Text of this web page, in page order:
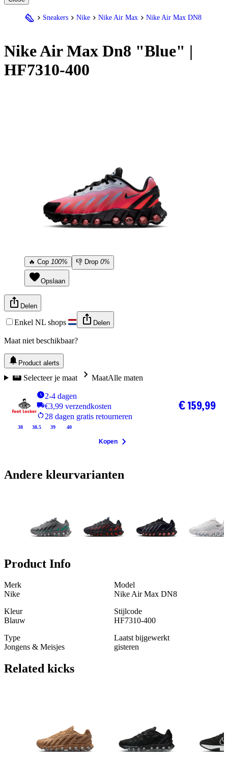
Sneakers Nike Nike Air Max Nike Air Max DN8
NikeAir Max Dn8 "Blue" |
HF7310-400
🔥 Cop 100% 👎 Drop 0%
Opslaan
Delen
Enkel NL shops Delen
Maat niet beschikbaar?
Product alerts
Selecteer je maat MaatAlle maten
2-4 dagen
€3,99 verzendkosten
28 dagen gratis retourneren
38 38.5 39 40
€ 159,99
Kopen
Andere kleurvarianten
Product Info
Merk
Nike
Model
Nike Air Max DN8
Kleur
Blauw
Stijlcode
HF7310-400
Type
Jongens & Meisjes
Laatst bijgewerkt
gisteren
Related kicks